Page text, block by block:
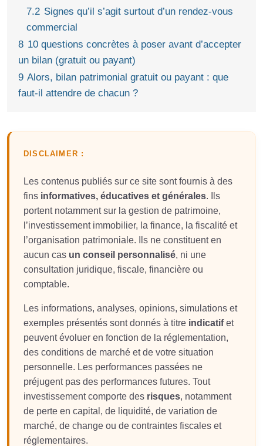
7.2 Signes qu’il s’agit surtout d’un rendez-vous
commercial
8 10 questions concrètes à poser avant d’accepter
un bilan (gratuit ou payant)
9 Alors, bilan patrimonial gratuit ou payant : que
faut-il attendre de chacun ?
DISCLAIMER :
Les contenus publiés sur ce site sont fournis à des
fins informatives, éducatives et générales. Ils
portent notamment sur la gestion de patrimoine,
l’investissement immobilier, la finance, la fiscalité et
l’organisation patrimoniale. Ils ne constituent en
aucun cas un conseil personnalisé, ni une
consultation juridique, fiscale, financière ou
comptable.
Les informations, analyses, opinions, simulations et
exemples présentés sont donnés à titre indicatifet
peuvent évoluer en fonction de la réglementation,
des conditions de marché et de votre situation
personnelle. Les performances passées ne
préjugent pas des performances futures. Tout
investissement comporte des risques, notamment
de perte en capital, de liquidité, de variation de
marché, de change ou de contraintes fiscales et
réglementaires.